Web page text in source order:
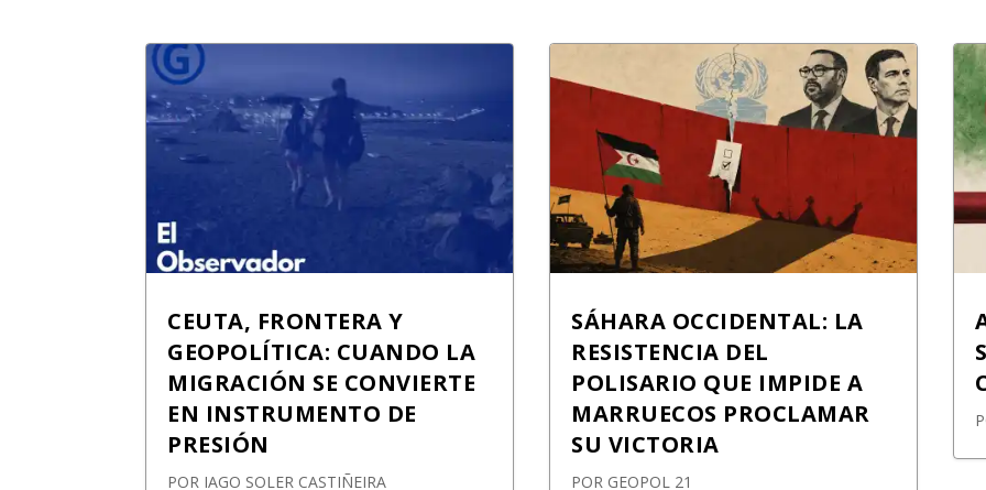
CEUTA, FRONTERA Y
GEOPOLÍTICA: CUANDO LA
MIGRACIÓN SE CONVIERTE
EN INSTRUMENTO DE
PRESIÓN
POR IAGO SOLER CASTIÑEIRA
SÁHARA OCCIDENTAL: LA
RESISTENCIA DEL
POLISARIO QUE IMPIDE A
MARRUECOS PROCLAMAR
SU VICTORIA
POR GEOPOL 21